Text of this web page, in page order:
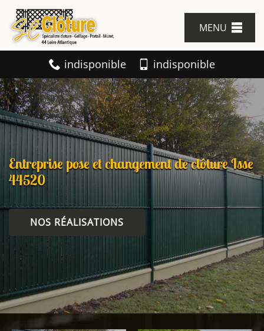
MENU
indisponible indisponible
Entreprise pose et changement de clôture Isse
44520
NOS RÉALISATIONS